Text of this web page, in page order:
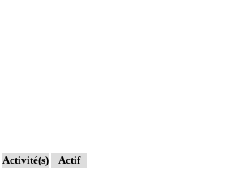
Activité(s) Actif